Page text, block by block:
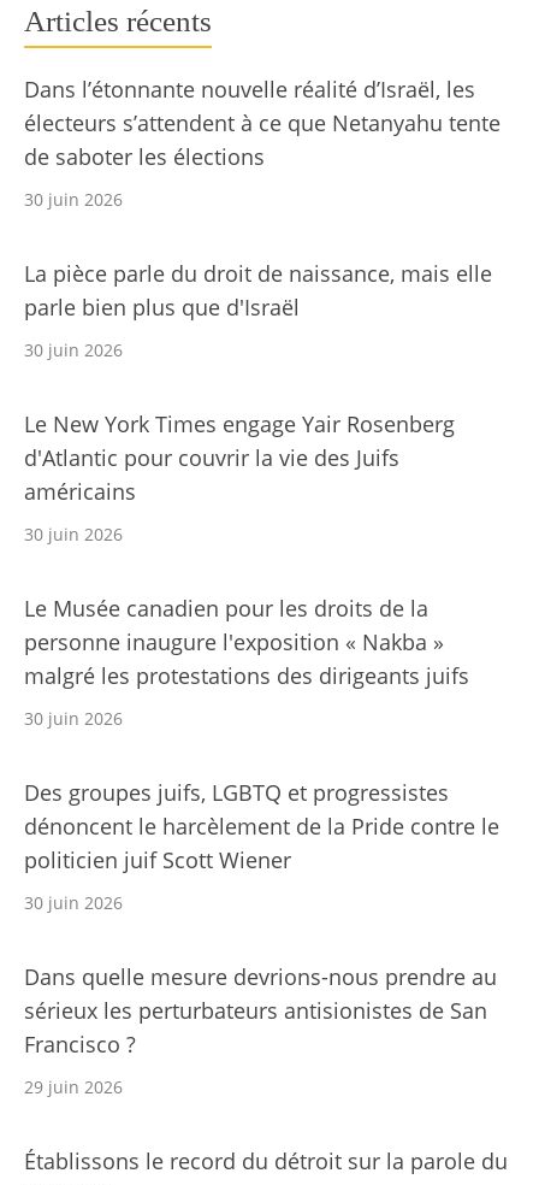
Articles récents
Dans l’étonnante nouvelle réalité d’Israël, les
électeurs s’attendent à ce que Netanyahu tente
de saboter les élections
30 juin 2026
La pièce parle du droit de naissance, mais elle
parle bien plus que d'Israël
30 juin 2026
Le New York Times engage Yair Rosenberg
d'Atlantic pour couvrir la vie des Juifs
américains
30 juin 2026
Le Musée canadien pour les droits de la
personne inaugure l'exposition « Nakba »
malgré les protestations des dirigeants juifs
30 juin 2026
Des groupes juifs, LGBTQ et progressistes
dénoncent le harcèlement de la Pride contre le
politicien juif Scott Wiener
30 juin 2026
Dans quelle mesure devrions-nous prendre au
sérieux les perturbateurs antisionistes de San
Francisco ?
29 juin 2026
Établissons le record du détroit sur la parole du